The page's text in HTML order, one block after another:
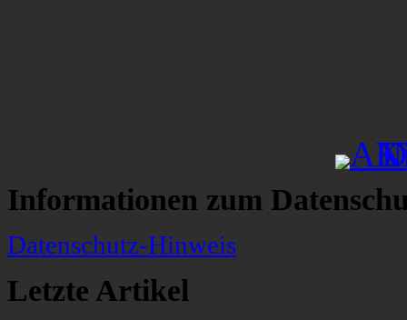
Informationen zum
Datenschutz-Hinweis
Letzte Artikel